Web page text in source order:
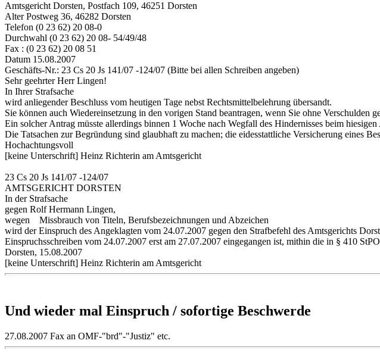
Amtsgericht Dorsten, Postfach 109, 46251 Dorsten
Alter Postweg 36, 46282 Dorsten
Telefon (0 23 62) 20 08-0
Durchwahl (0 23 62) 20 08- 54/49/48
Fax : (0 23 62) 20 08 51
Datum 15.08.2007
Geschäfts-Nr.: 23 Cs 20 Js 141/07 -124/07 (Bitte bei allen Schreiben angeben)
Sehr geehrter Herr Lingen!
In Ihrer Strafsache
wird anliegender Beschluss vom heutigen Tage nebst Rechtsmittelbelehrung übersandt.
Sie können auch Wiedereinsetzung in den vorigen Stand beantragen, wenn Sie ohne Verschulden
Ein solcher Antrag müsste allerdings binnen 1 Woche nach Wegfall des Hindernisses beim
Die Tatsachen zur Begründung sind glaubhaft zu machen; die eidesstattliche Versicherung eines
Hochachtungsvoll
[keine Unterschrift] Heinz Richterin am Amtsgericht
23 Cs 20 Js 141/07 -124/07
AMTSGERICHT DORSTEN
In der Strafsache
gegen Rolf Hermann Lingen,
wegen Missbrauch von Titeln, Berufsbezeichnungen und Abzeichen
wird der Einspruch des Angeklagten vom 24.07.2007 gegen den Strafbefehl des Amtsgerichts
Einspruchsschreiben vom 24.07.2007 erst am 27.07.2007 eingegangen ist, mithin die in § 410
Dorsten, 15.08.2007
[keine Unterschrift] Heinz Richterin am Amtsgericht
Und wieder mal Einspruch / sofortige Beschwerde
27.08.2007 Fax an OMF-"brd"-"Justiz" etc.